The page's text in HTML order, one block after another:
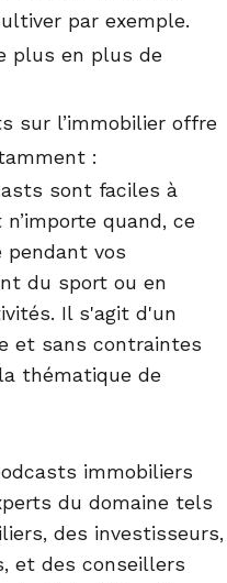
par exemple.
plus en plus de
sur l’immobilier offre
:
sont faciles à
quand, ce
pendant vos
du sport ou en
Il s'agit d'un
et sans contraintes
thématique de
immobiliers
du domaine tels
des investisseurs,
et des conseillers